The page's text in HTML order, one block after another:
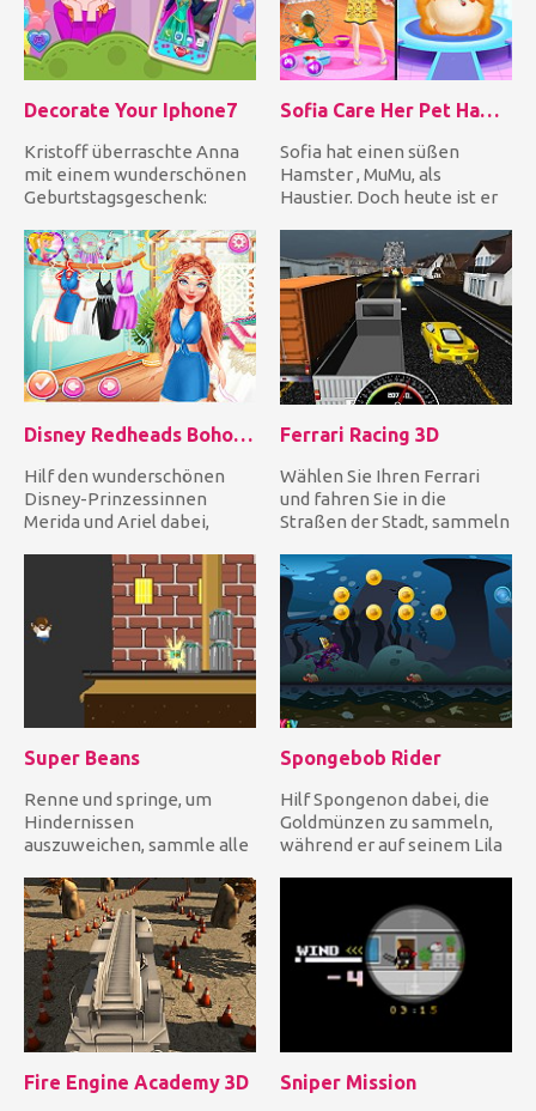
Decorate Your Iphone7
Kristoff überraschte Anna
mit einem wunderschönen
Geburtstagsgeschenk:
si...
Sofia Care Her Pet Hamster
Sofia hat einen süßen
Hamster , MuMu, als
Haustier. Doch heute ist er
Disney Redheads Boho Hairstyles
Hilf den wunderschönen
Disney-Prinzessinnen
Merida und Ariel dabei,
Ferrari Racing 3D
Wählen Sie Ihren Ferrari
und fahren Sie in die
Straßen der Stadt, sammeln
Sie...
Super Beans
Renne und springe, um
Hindernissen
auszuweichen, sammle alle
erreiche das End...
Spongebob Rider
Hilf Spongenon dabei, die
Goldmünzen zu sammeln,
während er auf seinem Lila
Fire Engine Academy 3D Sniper Mission